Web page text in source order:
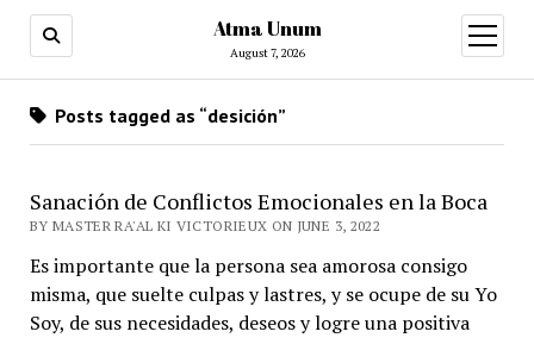
Atma Unum
August 7, 2026
open
menu
Posts tagged as “desición”
Sanación de Conflictos Emocionales en la Boca
BY MASTER RA'AL KI VICTORIEUX ON JUNE 3, 2022
Es importante que la persona sea amorosa consigo
misma, que suelte culpas y lastres, y se ocupe de su Yo
Soy, de sus necesidades, deseos y logre una positiva